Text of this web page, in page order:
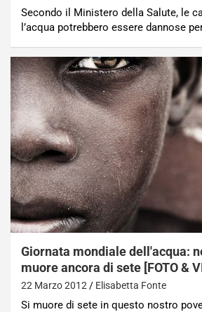
Secondo il Ministero della Salute, le
l’acqua potrebbero essere dannose
Giornata mondiale dell'acqua:
muore ancora di sete [FOTO &
22 Marzo 2012 Elisabetta Fonte
Si muore di sete in questo nostro